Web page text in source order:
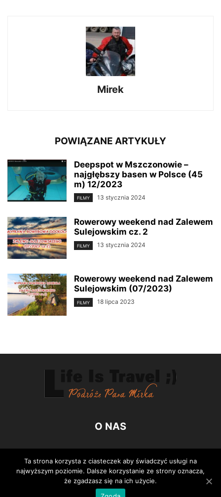
Mirek
POWIĄZANE ARTYKUŁY
Deepspot w Mszczonowie –
najgłębszy basen w Polsce (45
m) 12/2023
FILMY 13 stycznia 2024
Rowerowy weekend nad Zalewem
Sulejowskim cz. 2
FILMY 13 stycznia 2024
Rowerowy weekend nad Zalewem
Sulejowskim (07/2023)
FILMY 18 lipca 2023
O NAS
PODĄŻAJ ZA NAMI
Ta strona korzysta z ciasteczek aby świadczyć usługi na
najwyższym poziomie. Dalsze korzystanie ze strony oznacza,
że zgadzasz się na ich użycie.